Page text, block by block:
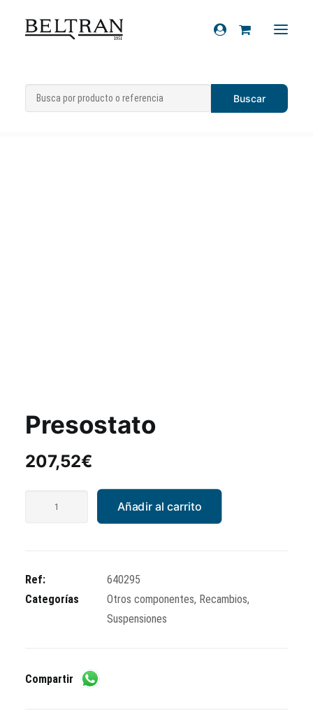
Recambios
Inicio Recambios » Suspensiones »
Otros
componentes»Presostato
Presostato
207,52€
Añadir al carrito
Ref:
640295
Categorías
Otros componentes, Recambios,
Suspensiones
Compartir